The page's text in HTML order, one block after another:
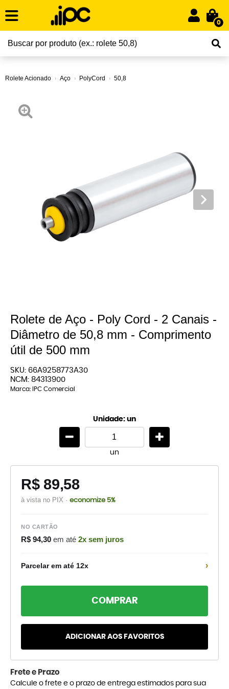
0
Rolete Acionado Aço PolyCord 50,8
Rolete de Aço - Poly Cord - 2 Canais -
Diâmetro de 50,8 mm - Comprimento
útil de 500 mm
SKU: 66A9258773A30
NCM: 84313900
Marca: IPC Comercial
Unidade: un
un
R$ 89,58
à vista no PIX · economize 5%
NO CARTÃO
R$ 94,30 em até 2x sem juros
Parcelar em até 12x ›
COMPRAR
ADICIONAR AOS FAVORITOS
Frete e Prazo
Calcule o frete e o prazo de entrega estimados para sua